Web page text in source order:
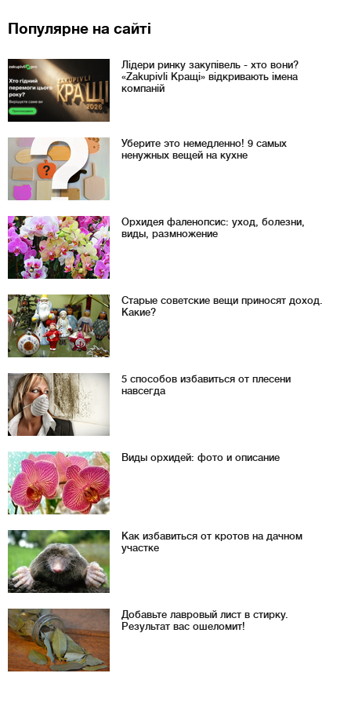
Популярне на сайті
Лідери ринку закупівель - хто вони?
«Zakupivli Кращі» відкривають імена
компаній
Уберите это немедленно! 9 самых
ненужных вещей на кухне
Орхидея фаленопсис: уход, болезни,
виды, размножение
Старые советские вещи приносят доход.
Какие?
5 способов избавиться от плесени
навсегда
Виды орхидей: фото и описание
Как избавиться от кротов на дачном
участке
Добавьте лавровый лист в стирку.
Результат вас ошеломит!